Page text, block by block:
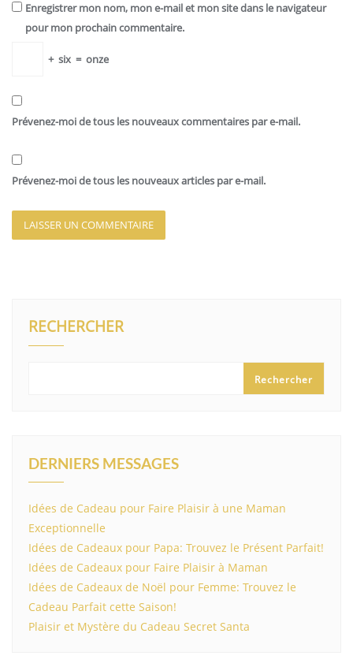
Enregistrer mon nom, mon e-mail et mon site dans le navigateur
pour mon prochain commentaire.
+ six = onze
Prévenez-moi de tous les nouveaux commentaires par e-mail.
Prévenez-moi de tous les nouveaux articles par e-mail.
RECHERCHER
Rechercher
DERNIERS MESSAGES
Idées de Cadeau pour Faire Plaisir à une Maman
Exceptionnelle
Idées de Cadeaux pour Papa: Trouvez le Présent Parfait!
Idées de Cadeaux pour Faire Plaisir à Maman
Idées de Cadeaux de Noël pour Femme: Trouvez le
Cadeau Parfait cette Saison!
Plaisir et Mystère du Cadeau Secret Santa